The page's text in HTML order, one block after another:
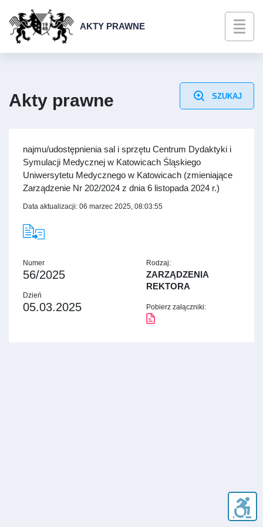
AKTY PRAWNE
SZUKAJ
Akty prawne
Numer
56/2025
Dzień
05.03.2025
najmu/udostępnienia sal i sprzętu Centrum Dydaktyki i
Symulacji Medycznej w Katowicach Śląskiego
Uniwersytetu Medycznego w Katowicach (zmieniające
Zarządzenie Nr 202/2024 z dnia 6 listopada 2024 r.)
Data aktualizacji: 06 marzec 2025, 08:03:55
Rodzaj:
ZARZĄDZENIA
REKTORA
Pobierz załączniki: